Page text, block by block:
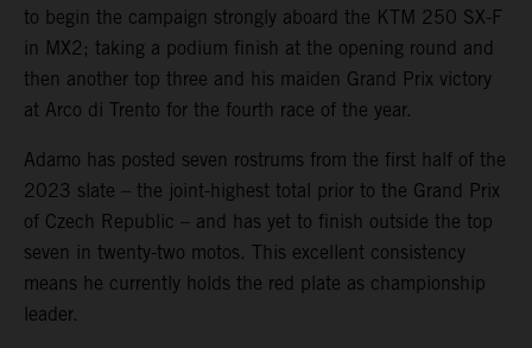
to begin the campaign strongly aboard the KTM 250 SX-F
in MX2; taking a podium finish at the opening round and
then another top three and his maiden Grand Prix victory
at Arco di Trento for the fourth race of the year.
Adamo has posted seven rostrums from the first half of the
2023 slate – the joint-highest total prior to the Grand Prix
of Czech Republic – and has yet to finish outside the top
seven in twenty-two motos. This excellent consistency
means he currently holds the red plate as championship
leader.